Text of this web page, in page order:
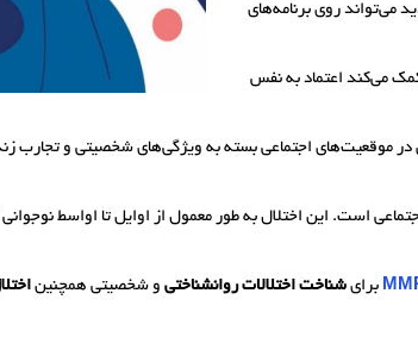
می‌تواند روی برنامه‌های
می‌کند اعتماد به نفس
موقعیت‌های اجتماعی بسته به ویژگی‌های شخصیتی و تجارب
است. این اختلال به طور معمول از اوایل تا اواسط
برای شناخت اختلالات روانشناختی و شخصیتی همچنین